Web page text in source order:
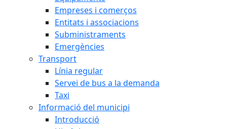
Empreses i comerços
Entitats i associacions
Subministraments
Emergències
Transport
Línia regular
Servei de bus a la demanda
Taxi
Informació del municipi
Introducció